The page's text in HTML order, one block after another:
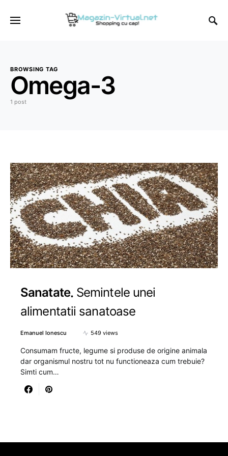
BROWSING TAG
Omega-3
1 post
Sanatate Semintele unei
alimentatii sanatoase
Emanuel Ionescu 549 views
Consumam fructe, legume si produse de origine animala
dar organismul nostru tot nu functioneaza cum trebuie?
Simti cum…